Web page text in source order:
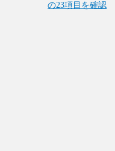
の23項目を確認